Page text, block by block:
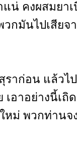
น่ คงผสมยาเ
วกมันไปเสียจ
าก่อน แล้วไป
อาอย่างนี้เถิด
หม่ พวกท่านจ